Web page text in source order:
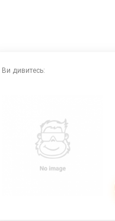
Ви дивитесь: